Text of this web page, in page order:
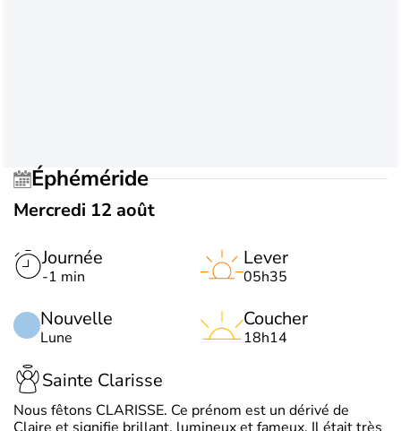
Éphéméride
Mercredi 12 août
Journée
-1 min
Nouvelle
Lune
Lever
05h35
Coucher
18h14
Sainte Clarisse
Nous fêtons CLARISSE. Ce prénom est un dérivé de